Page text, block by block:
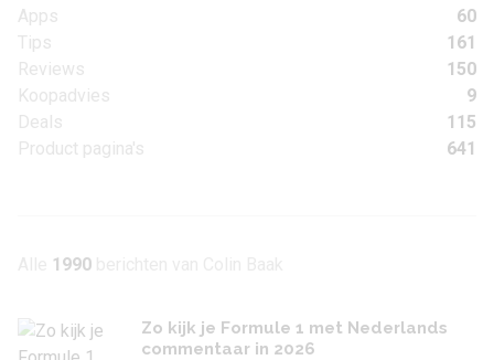
Apps
60
Tips
161
Reviews
150
Koopadvies
9
Deals
115
Product pagina's
641
1990
Zo kijk je Formule 1 met Nederlands
commentaar in 2026